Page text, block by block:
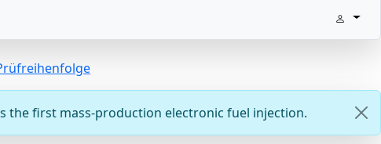
the first mass-production electronic fuel injection.